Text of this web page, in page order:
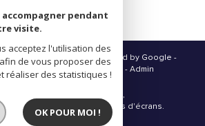
réservés | Traduction powered by Google -
Mentions légales - Partenaires - Admin
compatible multi-supports,
site adaptable à tous les types d'écrans.
pendant
visite.
acceptez l'utilisation des
de vous proposer des
réaliser des statistiques !
OK POUR MOI !